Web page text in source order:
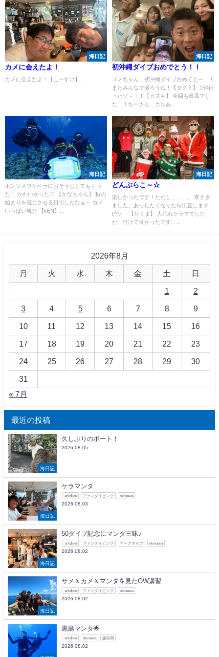
海日記
カメに会えたよ！
カメに会えたよ！【こーすけ】...
海日記
初沖縄ダイブおめでとう！！
ユメちゃん、初沖縄ダイブおめでとー！！
またみんなで潜ろうね！【タクミ】 150行
ったゾ～！！【カズキ】 今回も最高でし
た！！ちーさん、カムあ...
海日記
ホンソメワケベラにおそうじしてもらっ
た！ かわいかった♡ 【かなちゃん】 秋の
始まりを感じさせる日でしたなぁ～ カメ
いっぱい観た 【kEN】...
海日記
どんぶらこ～☆
楽しかったです！ただし、、、、 寒すぎ
ました。あったたくなったら出直します
(^^♪ 【たくま】 大荒れケラマでした
が、行けて良かったです。...
2026年8月
月 火 水 木 金 土 日
1 2
3 4 5 6 7 8 9
10 11 12 13 14 15 16
17 18 19 20 21 22 23
24 25 26 27 28 29 30
31
« 7月
最近の投稿
海日記
久しぶりのボート！
2026.08.05
海日記
ケラマンタ
arkdive ファンダイビング okinawa
2026.08.03
海日記
50ダイブ記念にマンタ三昧♪
arkdive ファンダイビング アークダイブ okinawa
2026.08.02
海日記
サメ＆カメ＆マンタを見たOW講習
arkdive ファンダイビング okinawa
2026.08.02
黒島マンタ🌟
arkdive okinawa 慶良間
2026.08.02